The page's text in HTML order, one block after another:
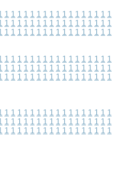
1 1 1 1 1 1 1 1 1 1 1 1 1 1 1 1 1
1 1 1 1 1 1 1 1 1 1 1 1 1 1 1 1 1
1 1 1 1 1 1 1 1 1 1 1 1 1 1 1 1 1
1 1 1 1 1 1 1 1 1 1 1 1 1 1 1 1 1
1 1 1 1 1 1 1 1 1 1 1 1 1 1 1 1 1
1 1 1 1 1 1 1 1 1 1 1 1 1 1 1 1 1
1 1 1 1 1 1 1 1 1 1 1 1 1 1 1 1 1
1 1 1 1 1 1 1 1 1 1 1 1 1 1 1 1 1
1 1 1 1 1 1 1 1 1 1 1 1 1 1 1 1 1